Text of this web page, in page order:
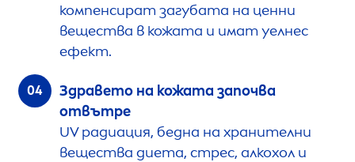
компенсират загубата на ценни
вещества в кожата и имат уелнес
ефект.
Здравето на кожата започва
отвътре
UV радиация, бедна на хранителни
вещества диета, стрес, алкохол и